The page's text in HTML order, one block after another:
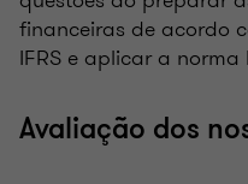
financeiras de acordo
IFRS e aplicar a norma
Avaliação dos